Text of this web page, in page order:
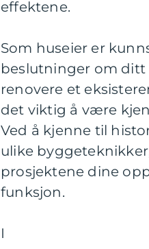
effektene.
Som huseier er
beslutninger om ditt
renovere et
det viktig å være
Ved å kjenne til
ulike
prosjektene dine
funksjon.
I